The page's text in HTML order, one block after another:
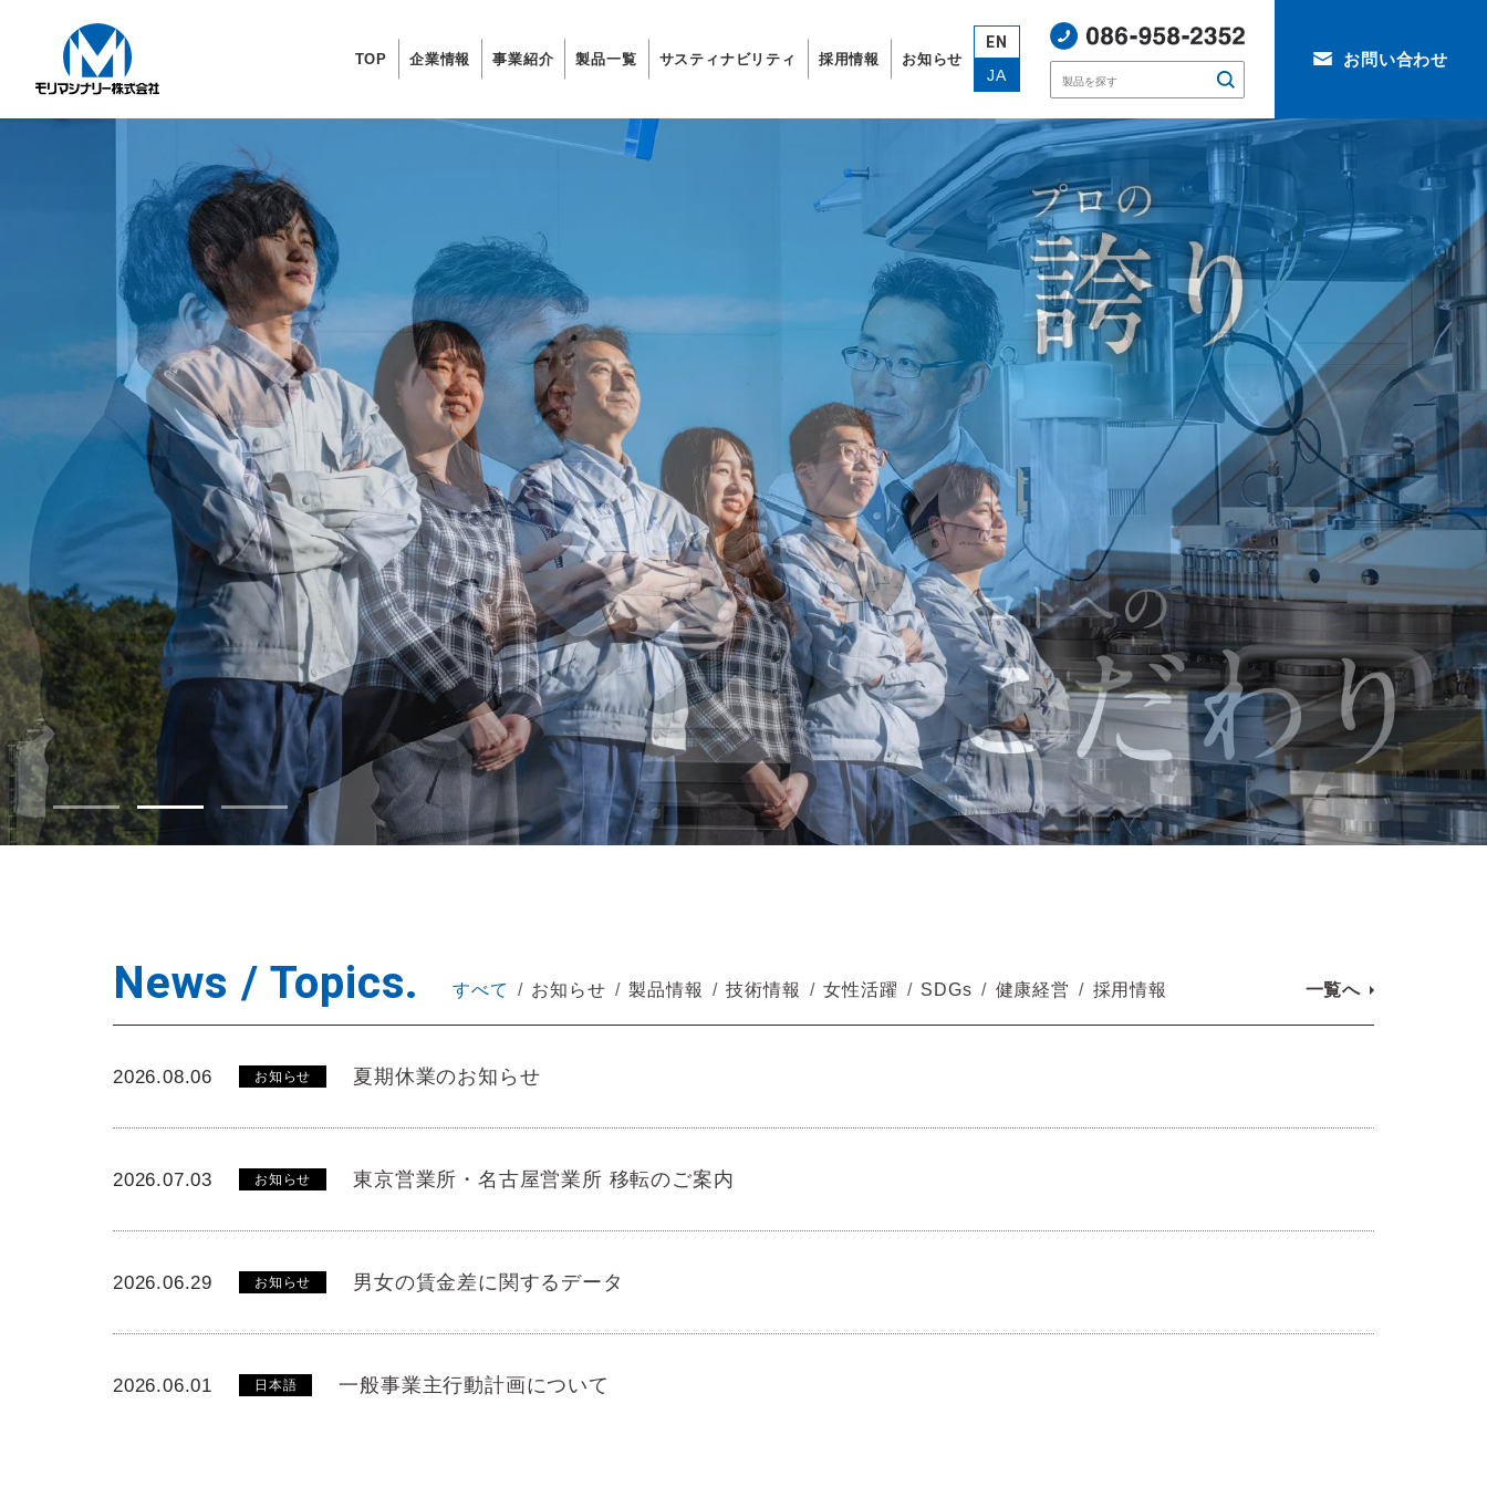
TOP 企業情報 事業紹介 製品一覧 サスティナビリティ 採用情報 お知らせ
EN
JA
お問い合わせ
News / Topics. すべて お知らせ 製品情報 技術情報 女性活躍 SDGs 健康経営 採用情報 一覧へ
2026.08.06 お知らせ 夏期休業のお知らせ
2026.07.03 お知らせ 東京営業所・名古屋営業所 移転のご案内
2026.06.29 お知らせ 男女の賃金差に関するデータ
2026.06.01 日本語 一般事業主行動計画について